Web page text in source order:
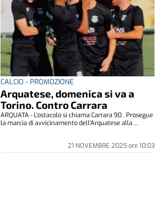
CALCIO - PROMOZIONE
Arquatese, domenica si va a
Torino. Contro Carrara
21 NOVEMBRE 2025ore 10:03
ARQUATA - L'ostacolo si chiama Carrara 90 . Prosegue
la marcia di avvicinamento dell'Arquatese alla ...